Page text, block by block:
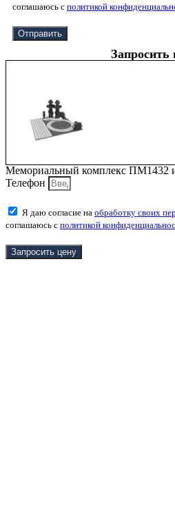
соглашаюсь с политикой
Отправить
Запросить
Мемориальный комплекс ПМ1432
Телефон
Я даю согласие на обработку своих
соглашаюсь с политикой
Запросить цену